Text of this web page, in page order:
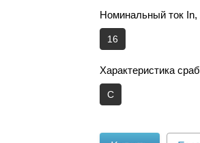
Номинальный ток
16
Характеристика
C